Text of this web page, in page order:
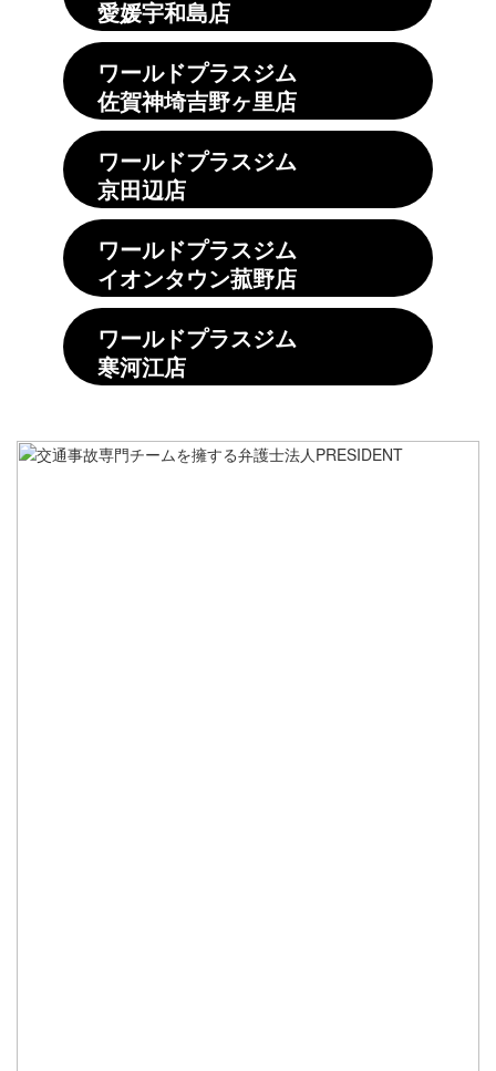
愛媛宇和島店
ワールドプラスジム
佐賀神埼吉野ヶ里店
ワールドプラスジム
京田辺店
ワールドプラスジム
イオンタウン菰野店
ワールドプラスジム
寒河江店